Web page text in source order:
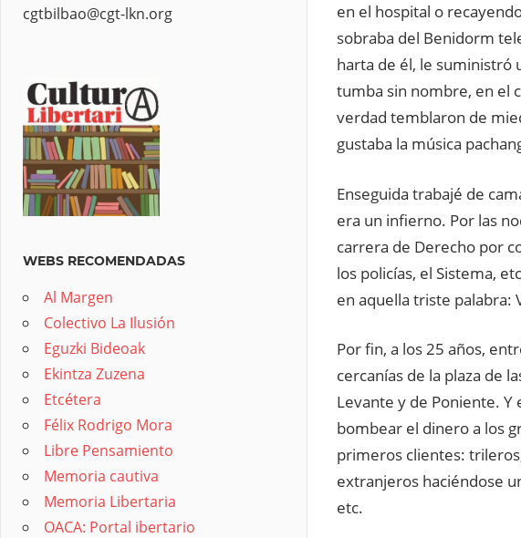
en el hospital o
sobraba del Benidorm
harta de él, le suministró
tumba sin nombre, en el
verdad temblaron de
gustaba la música
Enseguida trabajé de
era un infierno. Por las
carrera de Derecho por
los policías, el Sistema,
en aquella triste palabra:
Por fin, a los 25 años,
cercanías de la plaza de
Levante y de Poniente. Y
bombear el dinero a los
primeros clientes:
extranjeros haciéndose
etc.
cgtbilbao@cgt-lkn.org
WEBS RECOMENDADAS
Al Margen
Colectivo La Ilusión
Eguzki Bideoak
Ekintza Zuzena
Etcétera
Félix Rodrigo Mora
Libre Pensamiento
Memoria cautiva
Memoria Libertaria
OACA: Portal ibertario